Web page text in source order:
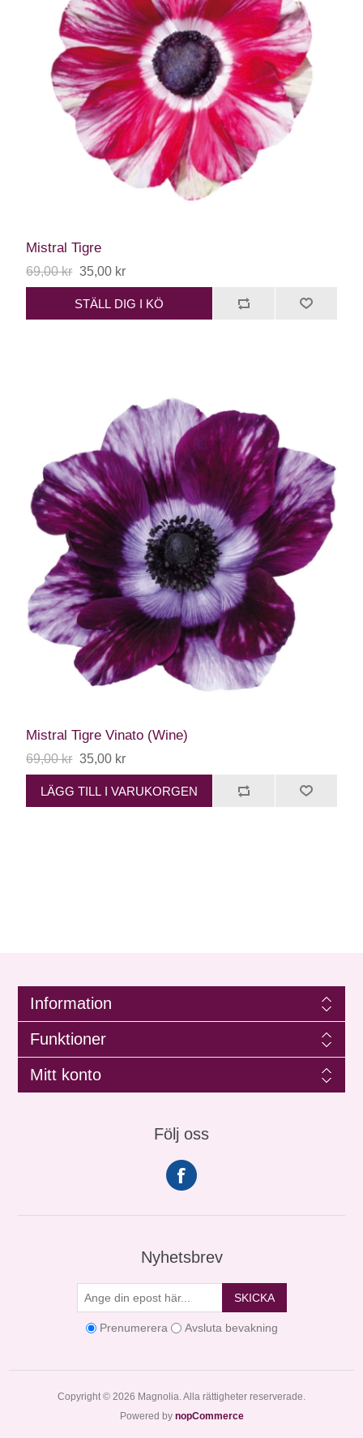
Mistral Tigre
69,00 kr 35,00 kr
STÄLL DIG I KÖ
Mistral Tigre Vinato (Wine)
69,00 kr 35,00 kr
LÄGG TILL I VARUKORGEN
Information
Funktioner
Mitt konto
Följ oss
Nyhetsbrev
SKICKA
Prenumerera Avsluta bevakning
Copyright © 2026 Magnolia. Alla rättigheter reserverade.
Powered by nopCommerce